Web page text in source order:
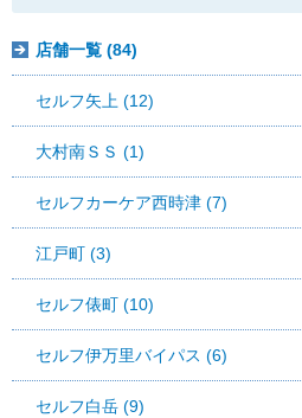
店舗一覧 (84)
セルフ矢上 (12)
大村南ＳＳ (1)
セルフカーケア西時津 (7)
江戸町 (3)
セルフ俵町 (10)
セルフ伊万里バイパス (6)
セルフ白岳 (9)